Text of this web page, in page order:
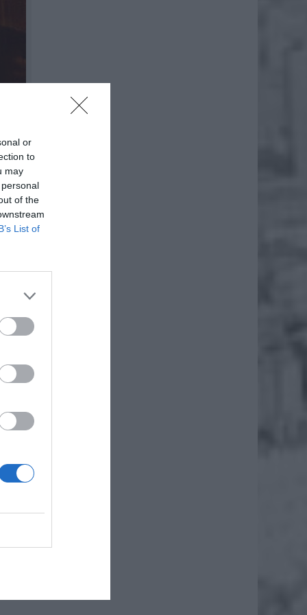
or
to
may
of the
List of